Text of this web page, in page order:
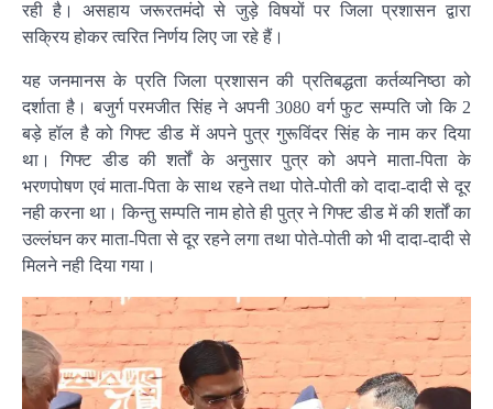
रही है। असहाय जरूरतमंदो से जुड़े विषयों पर जिला प्रशासन द्वारा
सक्रिय होकर त्वरित निर्णय लिए जा रहे हैं।
यह जनमानस के प्रति जिला प्रशासन की प्रतिबद्धता कर्तव्यनिष्ठा को
दर्शाता है। बजुर्ग परमजीत सिंह ने अपनी 3080 वर्ग फुट सम्पति जो कि 2
बड़े हॉल है को गिफ्ट डीड में अपने पुत्र गुरूविंदर सिंह के नाम कर दिया
था। गिफ्ट डीड की शर्तों के अनुसार पुत्र को अपने माता-पिता के
भरणपोषण एवं माता-पिता के साथ रहने तथा पोते-पोती को दादा-दादी से दूर
नही करना था। किन्तु सम्पति नाम होते ही पुत्र ने गिफ्ट डीड में की शर्तों का
उल्लंघन कर माता-पिता से दूर रहने लगा तथा पोते-पोती को भी दादा-दादी से
मिलने नही दिया गया।